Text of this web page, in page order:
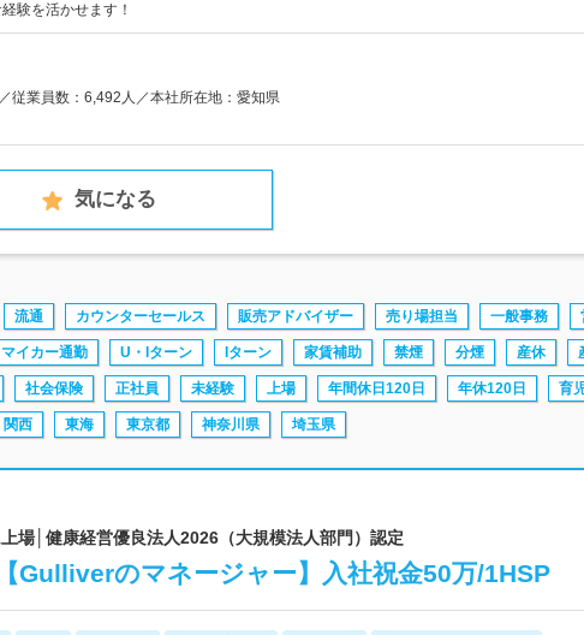
験を活かせます！
従業員数：6,492人／本社所在地：愛知県
気になる
流通 カウンターセールス 販売アドバイザー 売り場担当 一般事務
マイカー通勤 U・Iターン Iターン 家賃補助 禁煙 分煙 産休
社会保険 正社員 未経験 上場 年間休日120日 年休120日 育
関西 東海 東京都 神奈川県 埼玉県
場│健康経営優良法人2026（大規模法人部門）認定
Gulliverのマネージャー】入社祝金50万/1HSP